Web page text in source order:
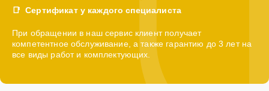
Сертификат у каждого специалиста
При обращении в наш сервис клиент получает
компетентное обслуживание, а также гарантию до 3 лет на
все виды работ и комплектующих.